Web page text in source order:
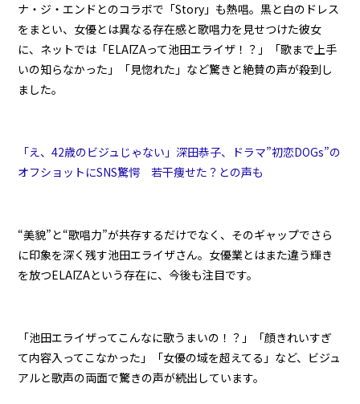
ナ・ジ・エンドとのコラボで「Story」も熱唱。黒と白のドレス
をまとい、女優とは異なる存在感と歌唱力を見せつけた彼女
に、ネットでは「ELAĪZAって池田エライザ！？」「歌まで上手
いの知らなかった」「見惚れた」など驚きと絶賛の声が殺到し
ました。
「え、42歳のビジュじゃない」深田恭子、ドラマ”初恋DOGs”の
オフショットにSNS驚愕 若干痩せた？との声も
“美貌”と“歌唱力”が共存するだけでなく、そのギャップでさら
に印象を深く残す池田エライザさん。女優業とはまた違う輝き
を放つELAĪZAという存在に、今後も注目です。
「池田エライザってこんなに歌うまいの！？」「顔きれいすぎ
て内容入ってこなかった」「女優の域を超えてる」など、ビジュ
アルと歌声の両面で驚きの声が続出しています。